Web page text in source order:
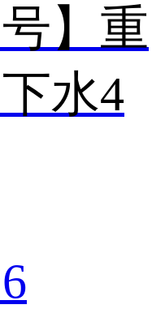
】重
水4